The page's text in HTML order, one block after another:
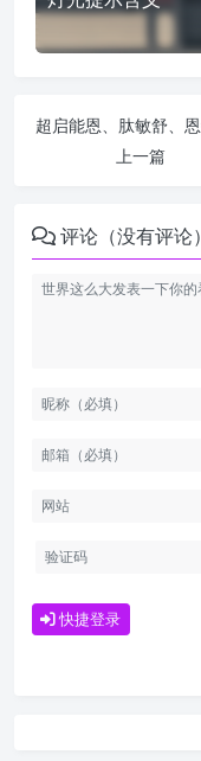
上一篇
评论（没有评论）
快捷登录